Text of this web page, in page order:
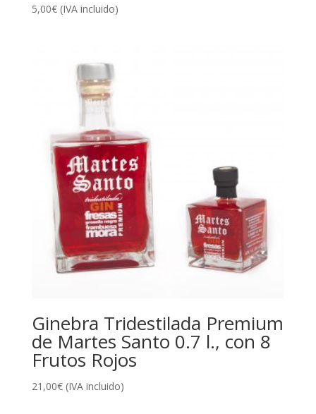
5,00€ (IVA incluido)
Ginebra Tridestilada Premium
de Martes Santo 0.7 l., con 8
Frutos Rojos
21,00€ (IVA incluido)